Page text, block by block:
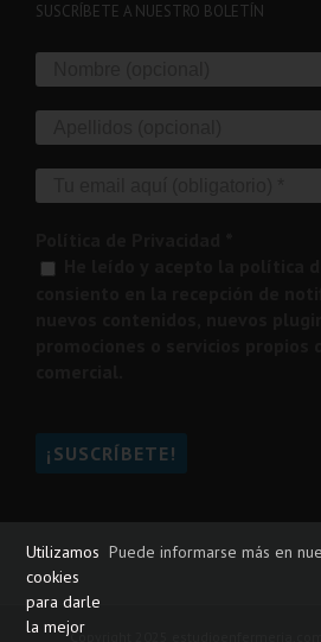
SUSCRÍBETE A NUESTRO BOLETÍN
Copyright 2025
Utilizamos
cookies
para darle
la mejor
Puede informarse más en